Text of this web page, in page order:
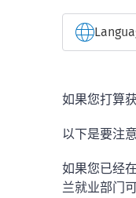
Select a
如果您打算
以下是要注
如果您已经
兰就业部门